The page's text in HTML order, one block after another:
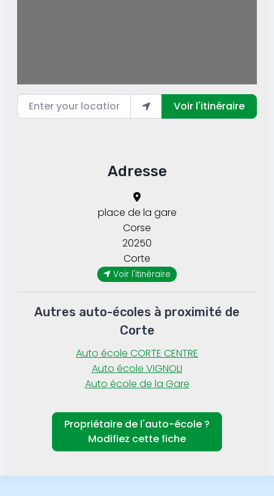
Enter your location
Voir l'itinéraire
Adresse
place de la gare
Corte
Corse
20250
Voir l'itinéraire
Autres auto-écoles à proximité de
Corte
Auto école CORTE CENTRE
Auto école VIGNOLI
Auto école de la Gare
Propriétaire de l'auto-école ?
Modifiez cette fiche